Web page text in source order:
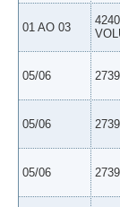
01 AO 03
05/06
05/06
05/06